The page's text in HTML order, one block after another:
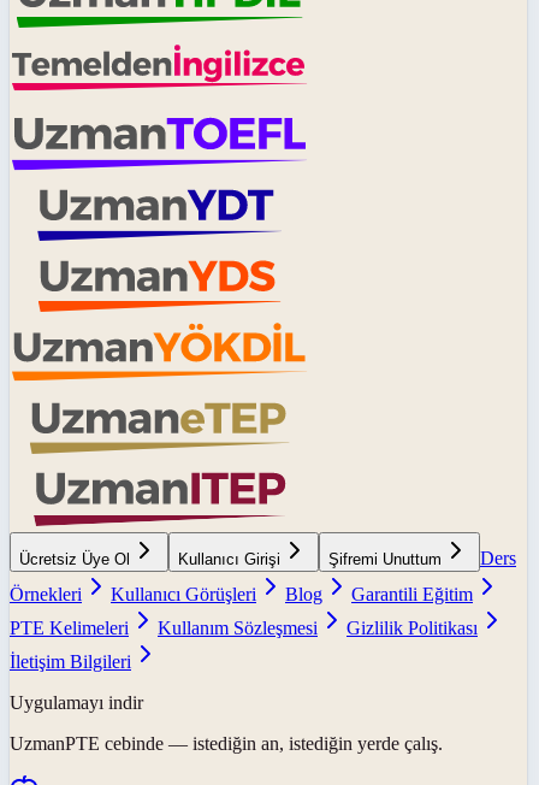
Ücretsiz Üye Ol Kullanıcı Girişi Şifremi Unuttum
Ders
Örnekleri
Kullanıcı Görüşleri Blog
Garantili Eğitim
PTE Kelimeleri
Kullanım Sözleşmesi
Gizlilik Politikası
İletişim Bilgileri
Uygulamayı indir
UzmanPTE cebinde — istediğin an, istediğin yerde çalış.